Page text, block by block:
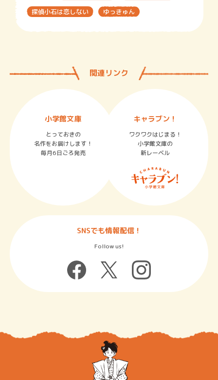
探偵小石は恋しない
ゆっきゅん
関連リンク
小学館文庫
とっておきの
名作をお届けします！
毎月6日ごろ発売
キャラブン！
ワクワクはじまる！
小学館文庫の
新レーベル
SNSでも情報配信！
Follow us!